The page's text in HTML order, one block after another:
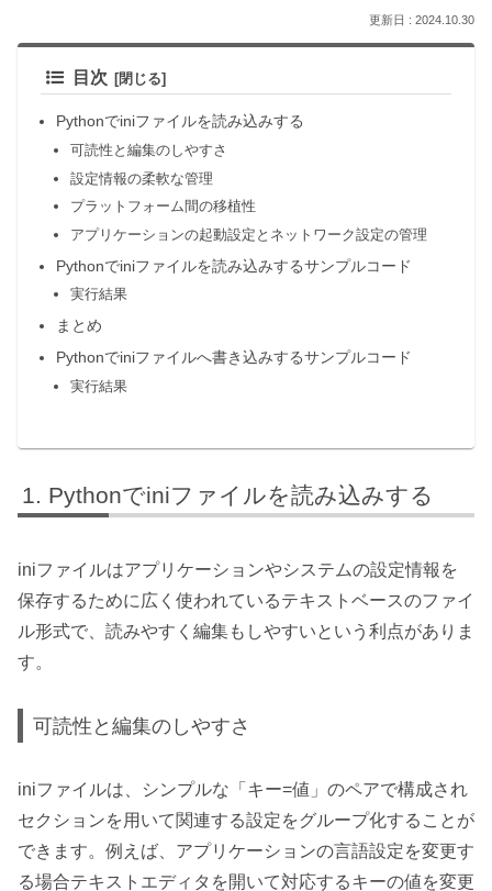
2024.10.30
目次
Pythonでiniファイルを読み込みする
可読性と編集のしやすさ
設定情報の柔軟な管理
プラットフォーム間の移植性
アプリケーションの起動設定とネットワーク設定の管理
Pythonでiniファイルを読み込みするサンプルコード
実行結果
まとめ
Pythonでiniファイルへ書き込みするサンプルコード
実行結果
Pythonでiniファイルを読み込みする
iniファイルはアプリケーションやシステムの設定情報を
保存するために広く使われているテキストベースのファイ
ル形式で、読みやすく編集もしやすいという利点がありま
す。
可読性と編集のしやすさ
iniファイルは、シンプルな「キー=値」のペアで構成され
セクションを用いて関連する設定をグループ化することが
できます。例えば、アプリケーションの言語設定を変更す
る場合テキストエディタを開いて対応するキーの値を変更